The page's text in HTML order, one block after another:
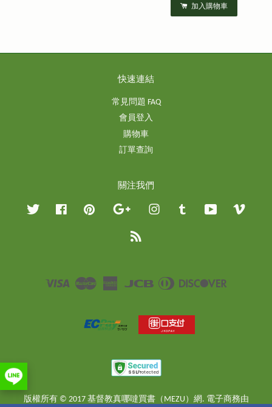
加入購物車
快速連結
常見問題 FAQ
會員登入
購物車
訂單查詢
關注我們
Twitter Facebook Pinterest Google InstagramTumblr YouTube
Visa Master
American
JCB
Diners
版權所有 © 2017 基督教真哪噠買書（MEZU）網. 電子商務由